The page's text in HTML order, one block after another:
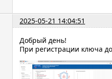
2025-05-21 14:04:51
Добрый день!
При регистрации ключа